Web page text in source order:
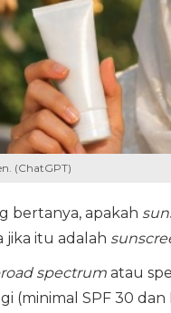
(ChatGPT)
bertanya, apakah
jika itu adalah
spectrumatau
(minimal SPF 30 dan